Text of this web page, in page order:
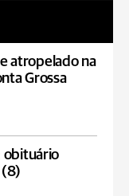
atropelado na
Grossa
obituário
(8)